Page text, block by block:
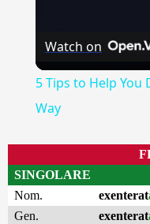
Watch on
5 Tips to Help You
Way
SINGOLARE
Nom.
exenterat
Gen.
exenterat